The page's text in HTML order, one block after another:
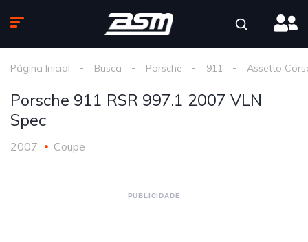
Página Inicial Busca Porsche 911 Assetto
Porsche 911 RSR 997.1 2007 VLN
Spec
2007 Coupe
PUBLICIDADE